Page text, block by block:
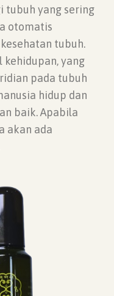
tubuh yang sering
otomatis
tubuh.
kehidupan, yang
pada tubuh
hidup dan
baik. Apabila
akan ada